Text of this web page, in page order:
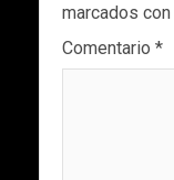
marcados con
Comentario *